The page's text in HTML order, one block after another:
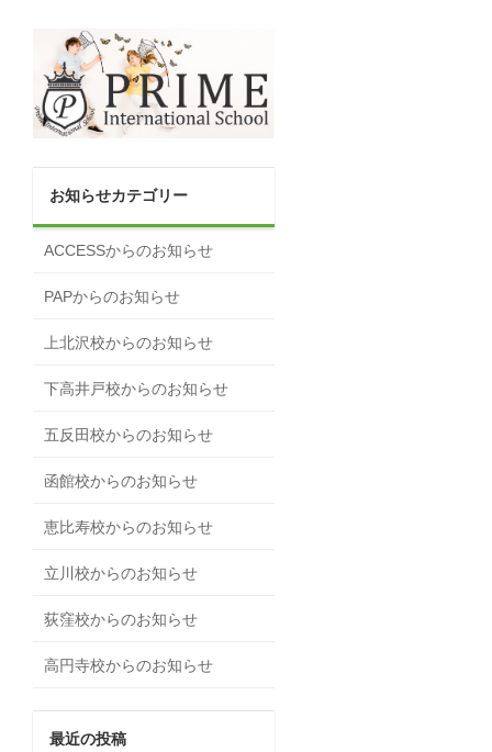
お知らせカテゴリー
ACCESSからのお知らせ
PAPからのお知らせ
上北沢校からのお知らせ
下高井戸校からのお知らせ
五反田校からのお知らせ
函館校からのお知らせ
恵比寿校からのお知らせ
立川校からのお知らせ
荻窪校からのお知らせ
高円寺校からのお知らせ
最近の投稿